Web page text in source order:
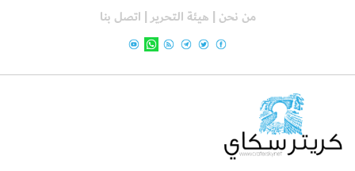
من نحن | هيئة التحرير | اتصل بنا